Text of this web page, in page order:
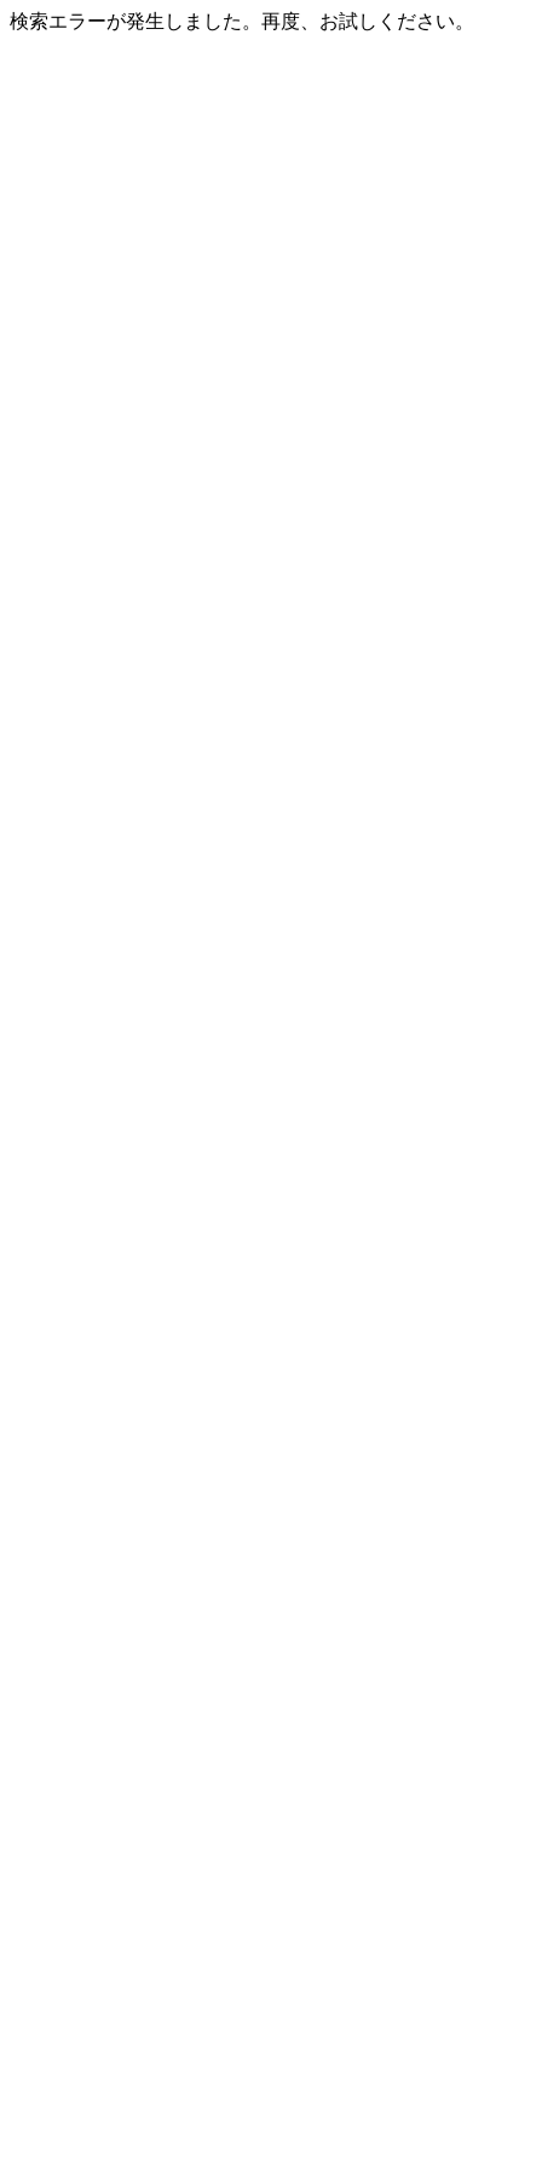
検索エラーが発生しました。再度、お試しください。